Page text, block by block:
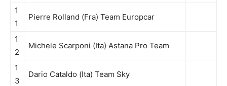
1
1
Pierre Rolland (Fra) Team Europcar
1
2
Michele Scarponi (Ita) Astana Pro Team
1
3
Dario Cataldo (Ita) Team Sky